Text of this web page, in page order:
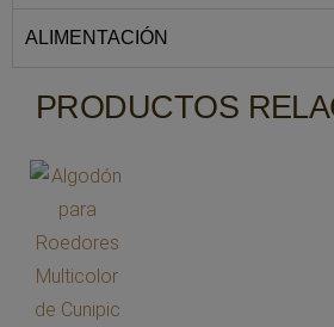
ALIMENTACIÓN
PRODUCTOS